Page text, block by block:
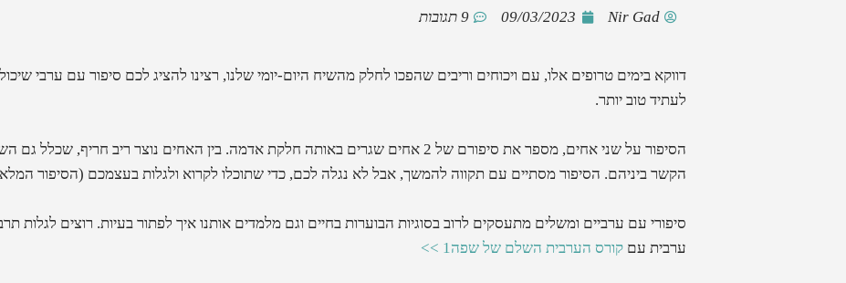
Nir Gad
09/03/2023 9 תגובות
דווקא בימים טרופים אלו, עם ויכוחים וריבים שהפכו לחלק מהשיח היום-יומי שלנו, רצינו להציג לכם סיפור עם ערבי
לעתיד טוב יותר.
הסיפור על שני אחים, מספר את סיפורם של 2 אחים שגרים באותה חלקת אדמה. בין האחים נוצר ריב
הקשר ביניהם. הסיפור מסתיים עם תקווה להמשך, אבל לא נגלה לכם, כדי שתוכלו לקרוא ולגלות בעצמכם (הסיפור
סיפורי עם ערביים ומשלים מתעסקים לרוב בסוגיות הבוערות בחיים וגם מלמדים אותנו איך לפתור בעיות. רוצים לגלות
ערבית עםקורס הערבית השלם של שפה1 >>